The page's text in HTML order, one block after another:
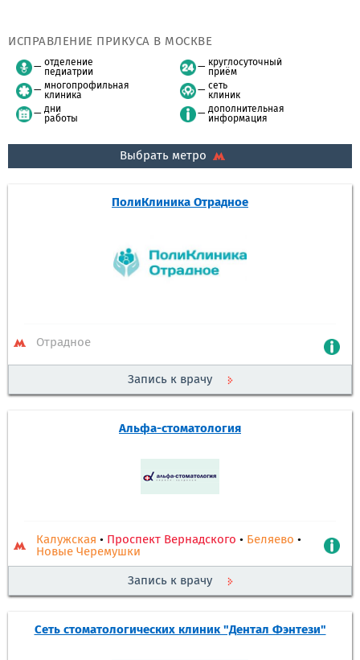
ИСПРАВЛЕНИЕ ПРИКУСА В МОСКВЕ
отделение
педиатрии
многопрофильная
клиника
дни
работы
круглосуточный
приём
сеть
клиник
дополнительная
информация
Выбрать метро
ПолиКлиника Отрадное
Отрадное
Запись к врачу
Альфа-стоматология
Калужская • Проспект Вернадского • Беляево •
Новые Черемушки
Запись к врачу
Сеть стоматологических клиник "Дентал Фэнтези"